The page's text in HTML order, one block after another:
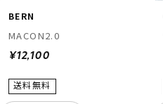
BERN
MACON2.0
¥12,100